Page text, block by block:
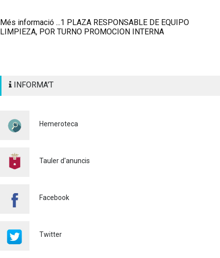
Més informació ...1 PLAZA RESPONSABLE DE EQUIPO
LIMPIEZA, POR TURNO PROMOCION INTERNA
INFORMA'T
Hemeroteca
Tauler d'anuncis
Facebook
Twitter